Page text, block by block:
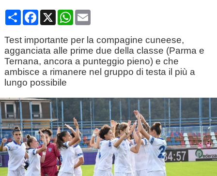
CondividiFacebook
X WhatsApp
Email
Test importante per la compagine cuneese,
agganciata alle prime due della classe (Parma e
Ternana, ancora a punteggio pieno) e che
ambisce a rimanere nel gruppo di testa il più a
lungo possibile